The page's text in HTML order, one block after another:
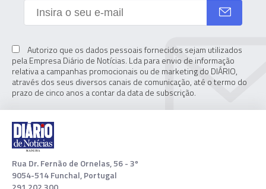
Autorizo que os dados pessoais fornecidos sejam utilizados
pela Empresa Diário de Notícias. Lda para envio de informação
relativa a campanhas promocionais ou de marketing do DIÁRIO,
através dos seus diversos canais de comunicação, até o termo do
prazo de cinco anos a contar da data de subscrição.
Rua Dr. Fernão de Ornelas, 56 - 3º
9054-514 Funchal, Portugal